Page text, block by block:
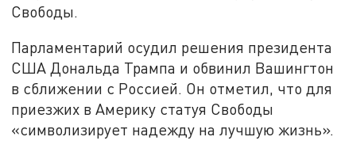
Свободы.
Парламентарий осудил решения президента
США Дональда Трампа и обвинил Вашингтон
в сближении с Россией. Он отметил, что для
приезжих в Америку статуя Свободы
«символизирует надежду на лучшую жизнь».